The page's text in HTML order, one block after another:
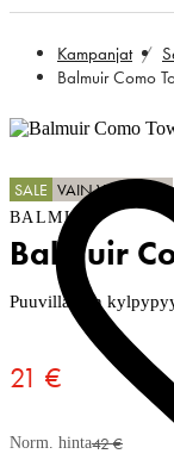
Kampanjat
Balmuir Como
SALE VAIN VERKOSTA
BALMUIR
Balmuir
Puuvillainen
21 €
Norm. hinta42 €